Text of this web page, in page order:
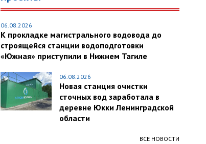
06.08.2026
К прокладке магистрального водовода до
строящейся станции водоподготовки
«Южная» приступили в Нижнем Тагиле
06.08.2026
Новая станция очистки
сточных вод заработала в
деревне Юкки Ленинградской
области
ВСЕ НОВОСТИ